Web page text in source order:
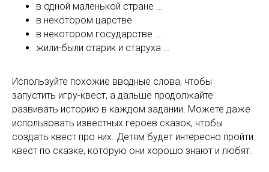
в одной маленькой стране …
в некотором царстве
в некотором государстве …
жили-были старик и старуха …
Используйте похожие вводные слова, чтобы
запустить игру-квест, а дальше продолжайте
развивать историю в каждом задании. Можете даже
использовать известных героев сказок, чтобы
создать квест про них. Детям будет интересно пройти
квест по сказке, которую они хорошо знают и любят.